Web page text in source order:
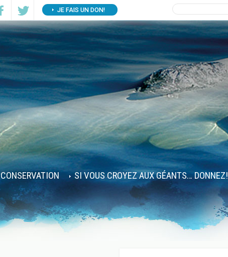
JE FAIS UN DON!
CONSERVATION SI VOUS CROYEZ AUX GÉANTS… DONNEZ!